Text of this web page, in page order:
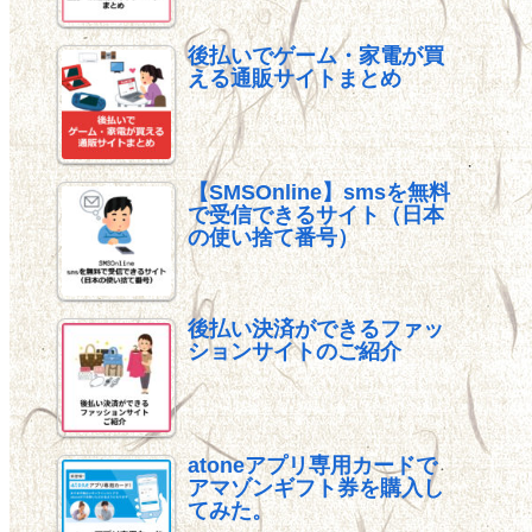
後払いでゲーム・家電が買
える通販サイトまとめ
【SMSOnline】smsを無料
で受信できるサイト（日本
の使い捨て番号）
後払い決済ができるファッ
ションサイトのご紹介
atoneアプリ専用カードで
アマゾンギフト券を購入し
てみた。